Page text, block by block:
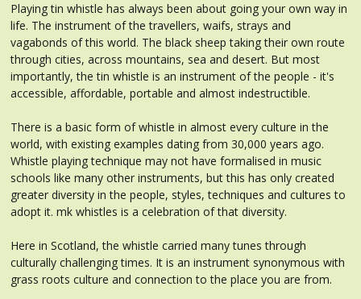
Playing tin whistle has always been about going your own way in
life. The instrument of the travellers, waifs, strays and
vagabonds of this world. The black sheep taking their own route
through cities, across mountains, sea and desert. But most
importantly, the tin whistle is an instrument of the people - it's
accessible, affordable, portable and almost indestructible.
There is a basic form of whistle in almost every culture in the
world, with existing examples dating from 30,000 years ago.
Whistle playing technique may not have formalised in music
schools like many other instruments, but this has only created
greater diversity in the people, styles, techniques and cultures to
adopt it. mk whistles is a celebration of that diversity.
Here in Scotland, the whistle carried many tunes through
culturally challenging times. It is an instrument synonymous with
grass roots culture and connection to the place you are from.